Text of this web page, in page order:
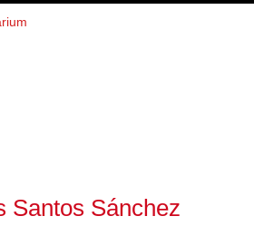
Santos Sánchez